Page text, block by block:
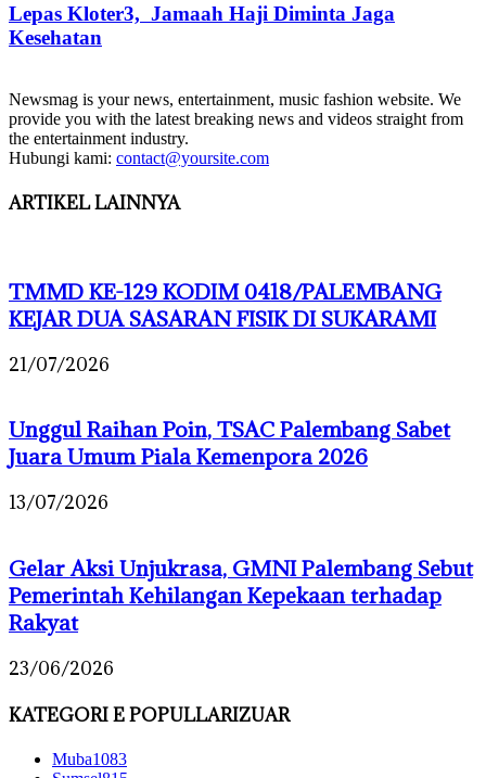
Lepas Kloter3, Jamaah Haji Diminta Jaga
Kesehatan
Newsmag is your news, entertainment, music fashion website. We
provide you with the latest breaking news and videos straight from
the entertainment industry.
Hubungi kami: contact@yoursite.com
ARTIKEL LAINNYA
TMMD KE-129 KODIM 0418/PALEMBANG
KEJAR DUA SASARAN FISIK DI SUKARAMI
21/07/2026
Unggul Raihan Poin, TSAC Palembang Sabet
Juara Umum Piala Kemenpora 2026
13/07/2026
Gelar Aksi Unjukrasa, GMNI Palembang Sebut
Pemerintah Kehilangan Kepekaan terhadap
Rakyat
23/06/2026
KATEGORI E POPULLARIZUAR
Muba1083